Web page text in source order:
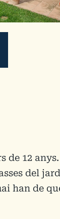
de 12 anys.
del
han de